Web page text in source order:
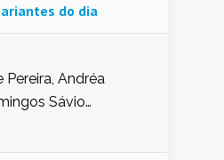
do dia
Andréa
Sávio